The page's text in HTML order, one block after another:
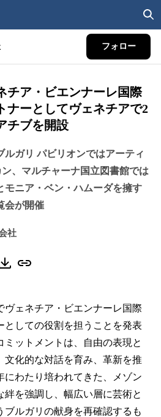
フォロー
チア・ビエンナーレ国際
ナーとしてヴェネチアで2
チブを開設
ルガリ パビリオンではアーティ
、マルチャーナ国立図書館では
モニア・ベン・ハムーダを擁す
会が開催
社
ヴェネチア・ビエンナーレ国際
としての役割を担うことを発表
ミットメントは、自由の表現と
文化的な対話を育み、革新を推
にわたり培われてきた、メゾン
絆を強調し、幅広い層に芸術と
ブルガリの献身を再確認するも